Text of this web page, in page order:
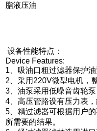
脂液压油
设备性能特点：
Device Features:
1、吸油口粗过滤器保护
2、采用220V微型电机，
3、油泵采用低噪音齿轮泵
4、高压管路设有压力表
5、精过滤器可根据用户
所需要的结果。